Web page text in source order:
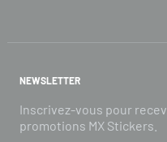
NEWSLETTER
Inscrivez-vous pour
promotions MX Stickers.